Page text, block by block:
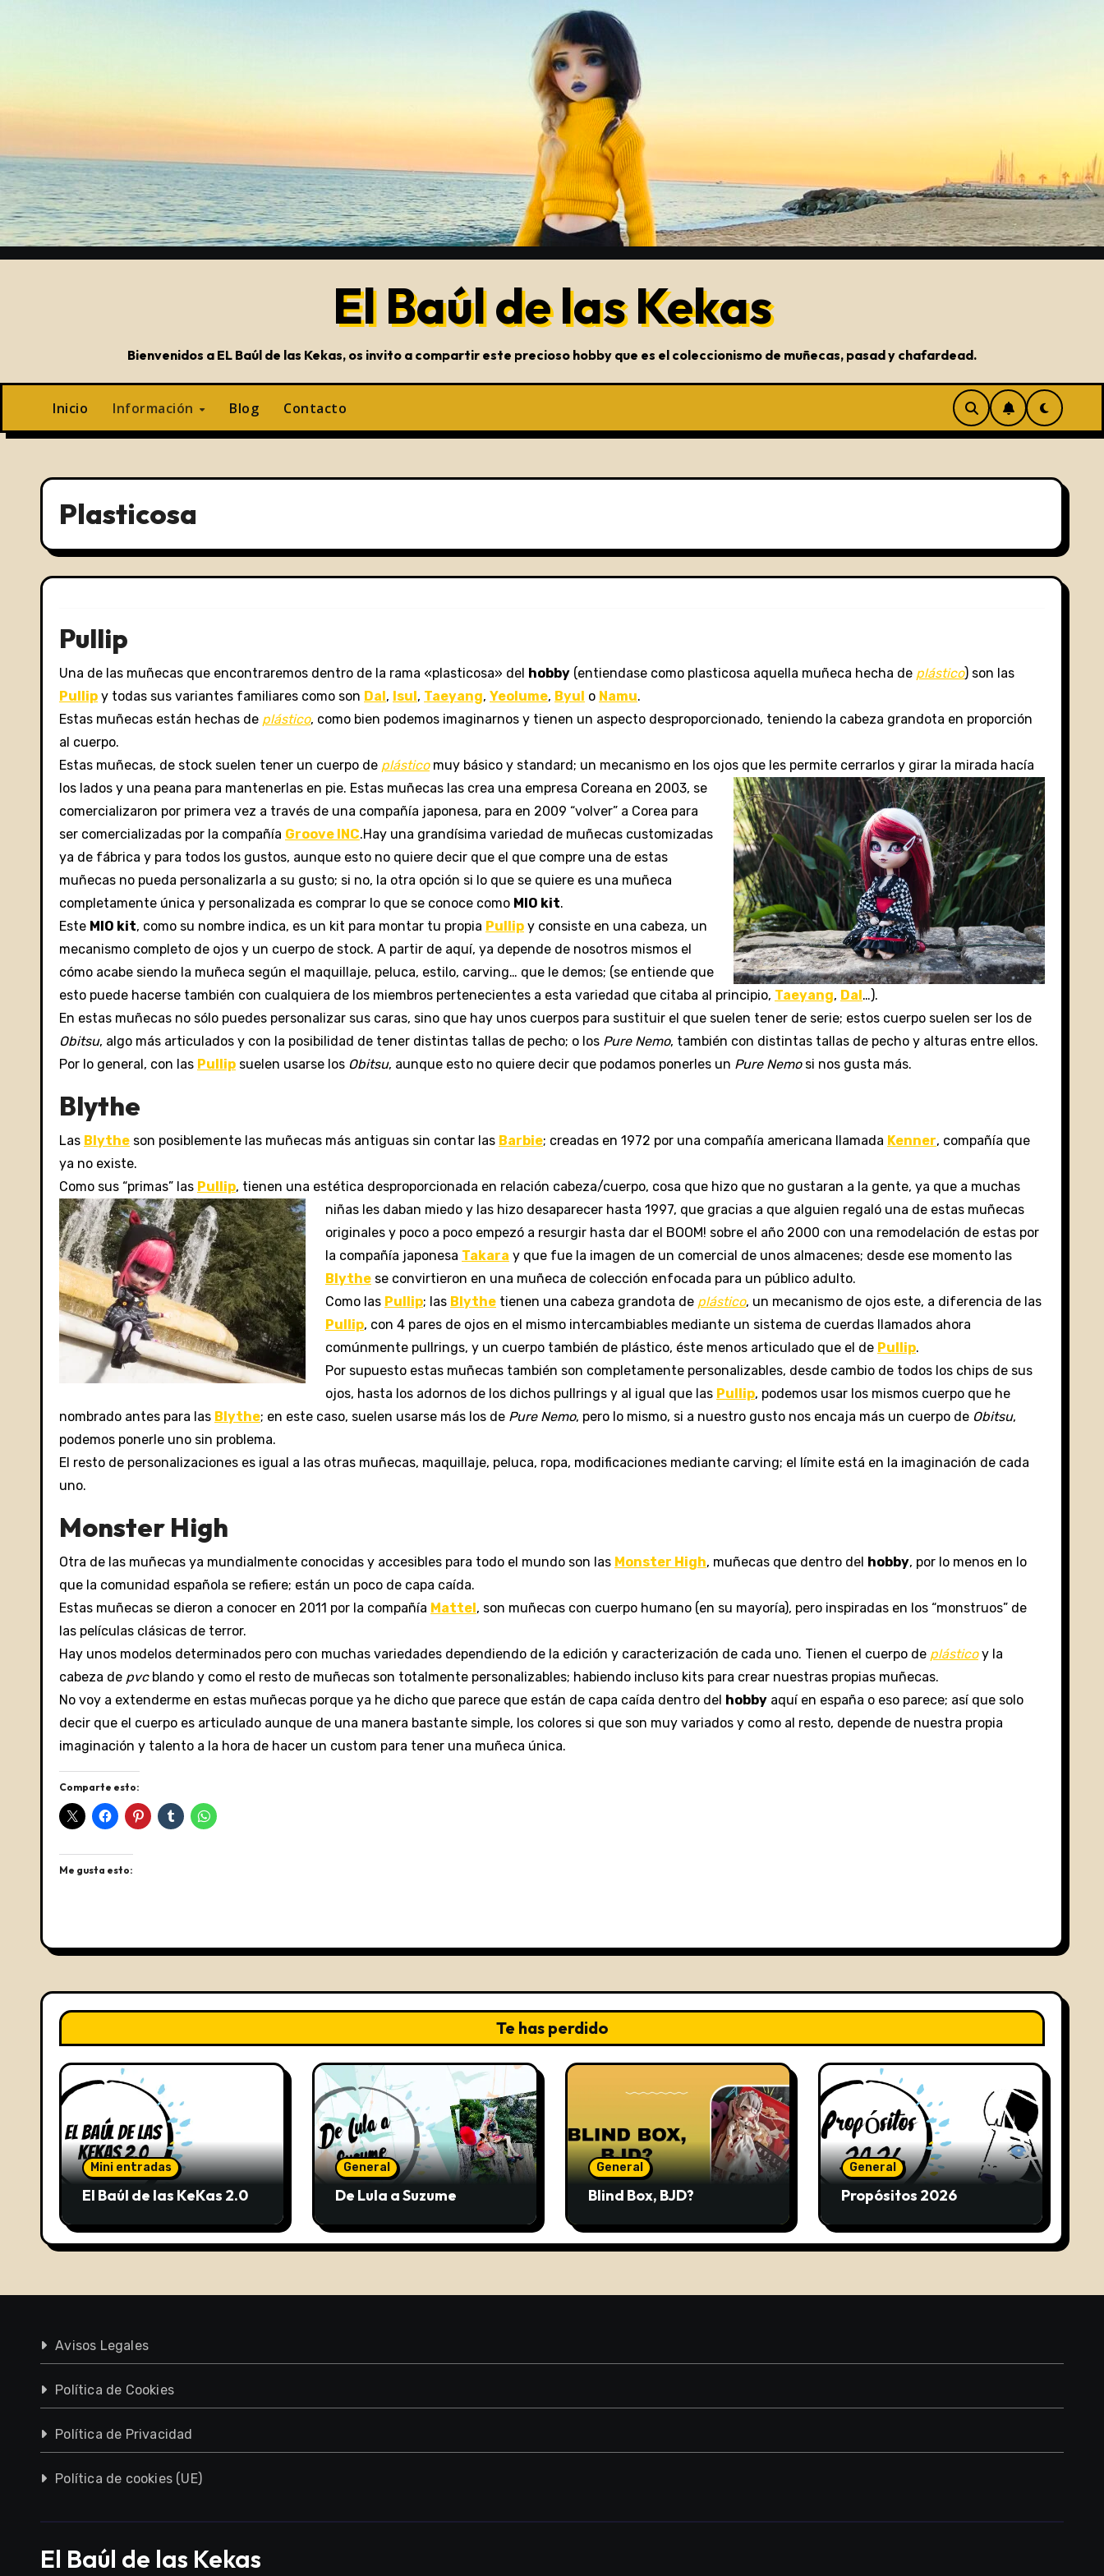
El Baúl de las Kekas
Bienvenidos a EL Baúl de las Kekas, os invito a compartir este precioso hobby que es el coleccionismo de muñecas, pasad y chafardead.
Inicio Información Blog Contacto
Plasticosa
Pullip
Una de las muñecas que encontraremos dentro de la rama «plasticosa» del hobby (entiendase como plasticosa aquella muñeca hecha de plástico) son las
Pullip y todas sus variantes familiares como son Dal, Isul, Taeyang, Yeolume, Byul o Namu.
Estas muñecas están hechas de plástico, como bien podemos imaginarnos y tienen un aspecto desproporcionado, teniendo la cabeza grandota en proporción
al cuerpo.
Estas muñecas, de stock suelen tener un cuerpo de plásticomuy básico y standard; un mecanismo en los ojos que les permite cerrarlos y girar la mirada hacía
los lados y una peana para mantenerlas en pie. Estas muñecas las crea una empresa Coreana en 2003, se
comercializaron por primera vez a través de una compañía japonesa, para en 2009 “volver” a Corea para
ser comercializadas por la compañía Groove INC.Hay una grandísima variedad de muñecas customizadas
ya de fábrica y para todos los gustos, aunque esto no quiere decir que el que compre una de estas
muñecas no pueda personalizarla a su gusto; si no, la otra opción si lo que se quiere es una muñeca
completamente única y personalizada es comprar lo que se conoce como MIO kit.
Este MIO kit, como su nombre indica, es un kit para montar tu propia Pullip y consiste en una cabeza, un
mecanismo completo de ojos y un cuerpo de stock. A partir de aquí, ya depende de nosotros mismos el
cómo acabe siendo la muñeca según el maquillaje, peluca, estilo, carving… que le demos; (se entiende que
esto puede hacerse también con cualquiera de los miembros pertenecientes a esta variedad que citaba al principio, Taeyang, Dal…).
En estas muñecas no sólo puedes personalizar sus caras, sino que hay unos cuerpos para sustituir el que suelen tener de serie; estos cuerpo suelen ser los de
Obitsu, algo más articulados y con la posibilidad de tener distintas tallas de pecho; o los Pure Nemo, también con distintas tallas de pecho y alturas entre ellos.
Por lo general, con las Pullip suelen usarse los Obitsu, aunque esto no quiere decir que podamos ponerles un Pure Nemosi nos gusta más.
Blythe
Las Blythe son posiblemente las muñecas más antiguas sin contar las Barbie; creadas en 1972 por una compañía americana llamada Kenner, compañía que
ya no existe.
Como sus “primas” las Pullip, tienen una estética desproporcionada en relación cabeza/cuerpo, cosa que hizo que no gustaran a la gente, ya que a muchas
niñas les daban miedo y las hizo desaparecer hasta 1997, que gracias a que alguien regaló una de estas muñecas
originales y poco a poco empezó a resurgir hasta dar el BOOM! sobre el año 2000 con una remodelación de estas por
la compañía japonesa Takara y que fue la imagen de un comercial de unos almacenes; desde ese momento las
Blythe se convirtieron en una muñeca de colección enfocada para un público adulto.
Como las Pullip; las Blythe tienen una cabeza grandota de plástico, un mecanismo de ojos este, a diferencia de las
Pullip, con 4 pares de ojos en el mismo intercambiables mediante un sistema de cuerdas llamados ahora
comúnmente pullrings, y un cuerpo también de plástico, éste menos articulado que el de Pullip.
Por supuesto estas muñecas también son completamente personalizables, desde cambio de todos los chips de sus
ojos, hasta los adornos de los dichos pullrings y al igual que las Pullip, podemos usar los mismos cuerpo que he
nombrado antes para las Blythe; en este caso, suelen usarse más los de Pure Nemo, pero lo mismo, si a nuestro gusto nos encaja más un cuerpo de Obitsu,
podemos ponerle uno sin problema.
El resto de personalizaciones es igual a las otras muñecas, maquillaje, peluca, ropa, modificaciones mediante carving; el límite está en la imaginación de cada
uno.
Monster High
Otra de las muñecas ya mundialmente conocidas y accesibles para todo el mundo son las Monster High, muñecas que dentro del hobby, por lo menos en lo
que la comunidad española se refiere; están un poco de capa caída.
Estas muñecas se dieron a conocer en 2011 por la compañía Mattel, son muñecas con cuerpo humano (en su mayoría), pero inspiradas en los “monstruos” de
las películas clásicas de terror.
Hay unos modelos determinados pero con muchas variedades dependiendo de la edición y caracterización de cada uno. Tienen el cuerpo de plásticoy la
cabeza de pvcblando y como el resto de muñecas son totalmente personalizables; habiendo incluso kits para crear nuestras propias muñecas.
No voy a extenderme en estas muñecas porque ya he dicho que parece que están de capa caída dentro del hobby aquí en españa o eso parece; así que solo
decir que el cuerpo es articulado aunque de una manera bastante simple, los colores si que son muy variados y como al resto, depende de nuestra propia
imaginación y talento a la hora de hacer un custom para tener una muñeca única.
Comparte esto:
Me gusta esto:
Te has perdido
Mini entradas
El Baúl de las KeKas 2.0
General
De Lula a Suzume
General
Blind Box, BJD?
General
Propósitos 2026
Avisos Legales
Política de Cookies
Política de Privacidad
Política de cookies (UE)
El Baúl de las Kekas